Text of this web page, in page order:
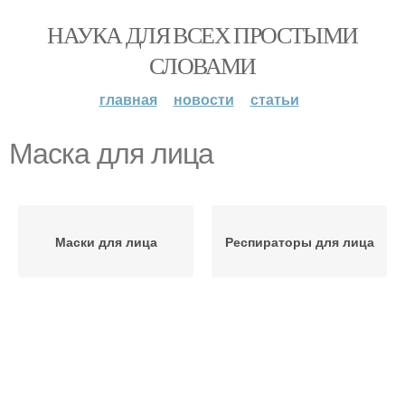
НАУКА ДЛЯ ВСЕХ ПРОСТЫМИ
СЛОВАМИ
главная новости статьи
Маска для лица
Маски для лица Респираторы для лица